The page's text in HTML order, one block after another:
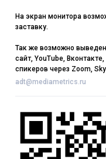
На экран монитора
заставку.
Так же возможно
сайт, YouTube,
спикеров через Zoom,
adt@mediametrics.ru